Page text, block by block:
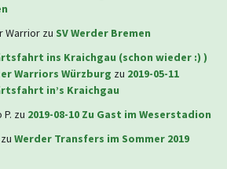
Warrior zu SV Werder Bremen
ins Kraichgau (schon wieder :) )
Warriors Würzburg zu 2019-05-11
in’s Kraichgau
zu 2019-08-10 Zu Gast im Weserstadion
zu Werder Transfers im Sommer 2019